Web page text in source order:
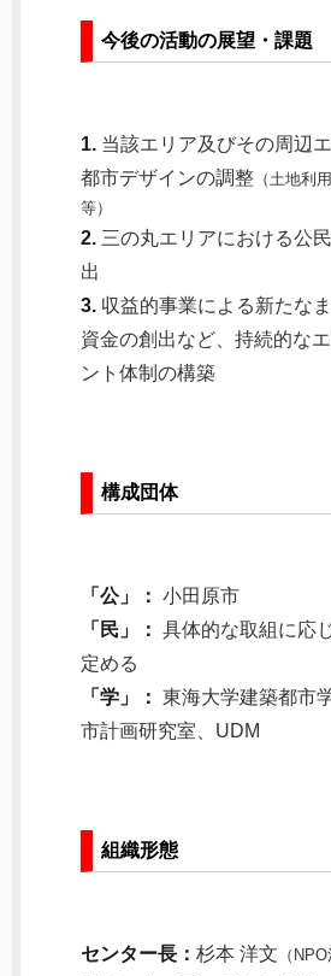
今後の活動の展望・課題
1. 当該エリア及びその周辺
都市デザインの調整 （土地利
等）
2. 三の丸エリアにおける公
出
3. 収益的事業による新たな
資金の創出など、持続的な
ント体制の構築
構成団体
「公」： 小田原市
「民」： 具体的な取組に応
定める
「学」： 東海大学建築都市
市計画研究室、UDM
組織形態
センター長： 杉本 洋文 （